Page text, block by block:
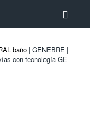
baño | GENEBRE |
con tecnología GE-